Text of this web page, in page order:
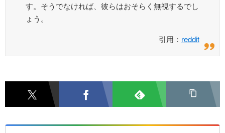
す。そうでなければ、彼らはおそらく無視するでし
ょう。
引用： reddit